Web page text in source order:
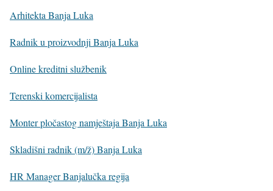
Arhitekta Banja Luka
Radnik u proizvodnji Banja Luka
Online kreditni službenik
Terenski komercijalista
Monter pločastog namještaja Banja Luka
Skladišni radnik (m/ž) Banja Luka
HR Manager Banjalučka regija